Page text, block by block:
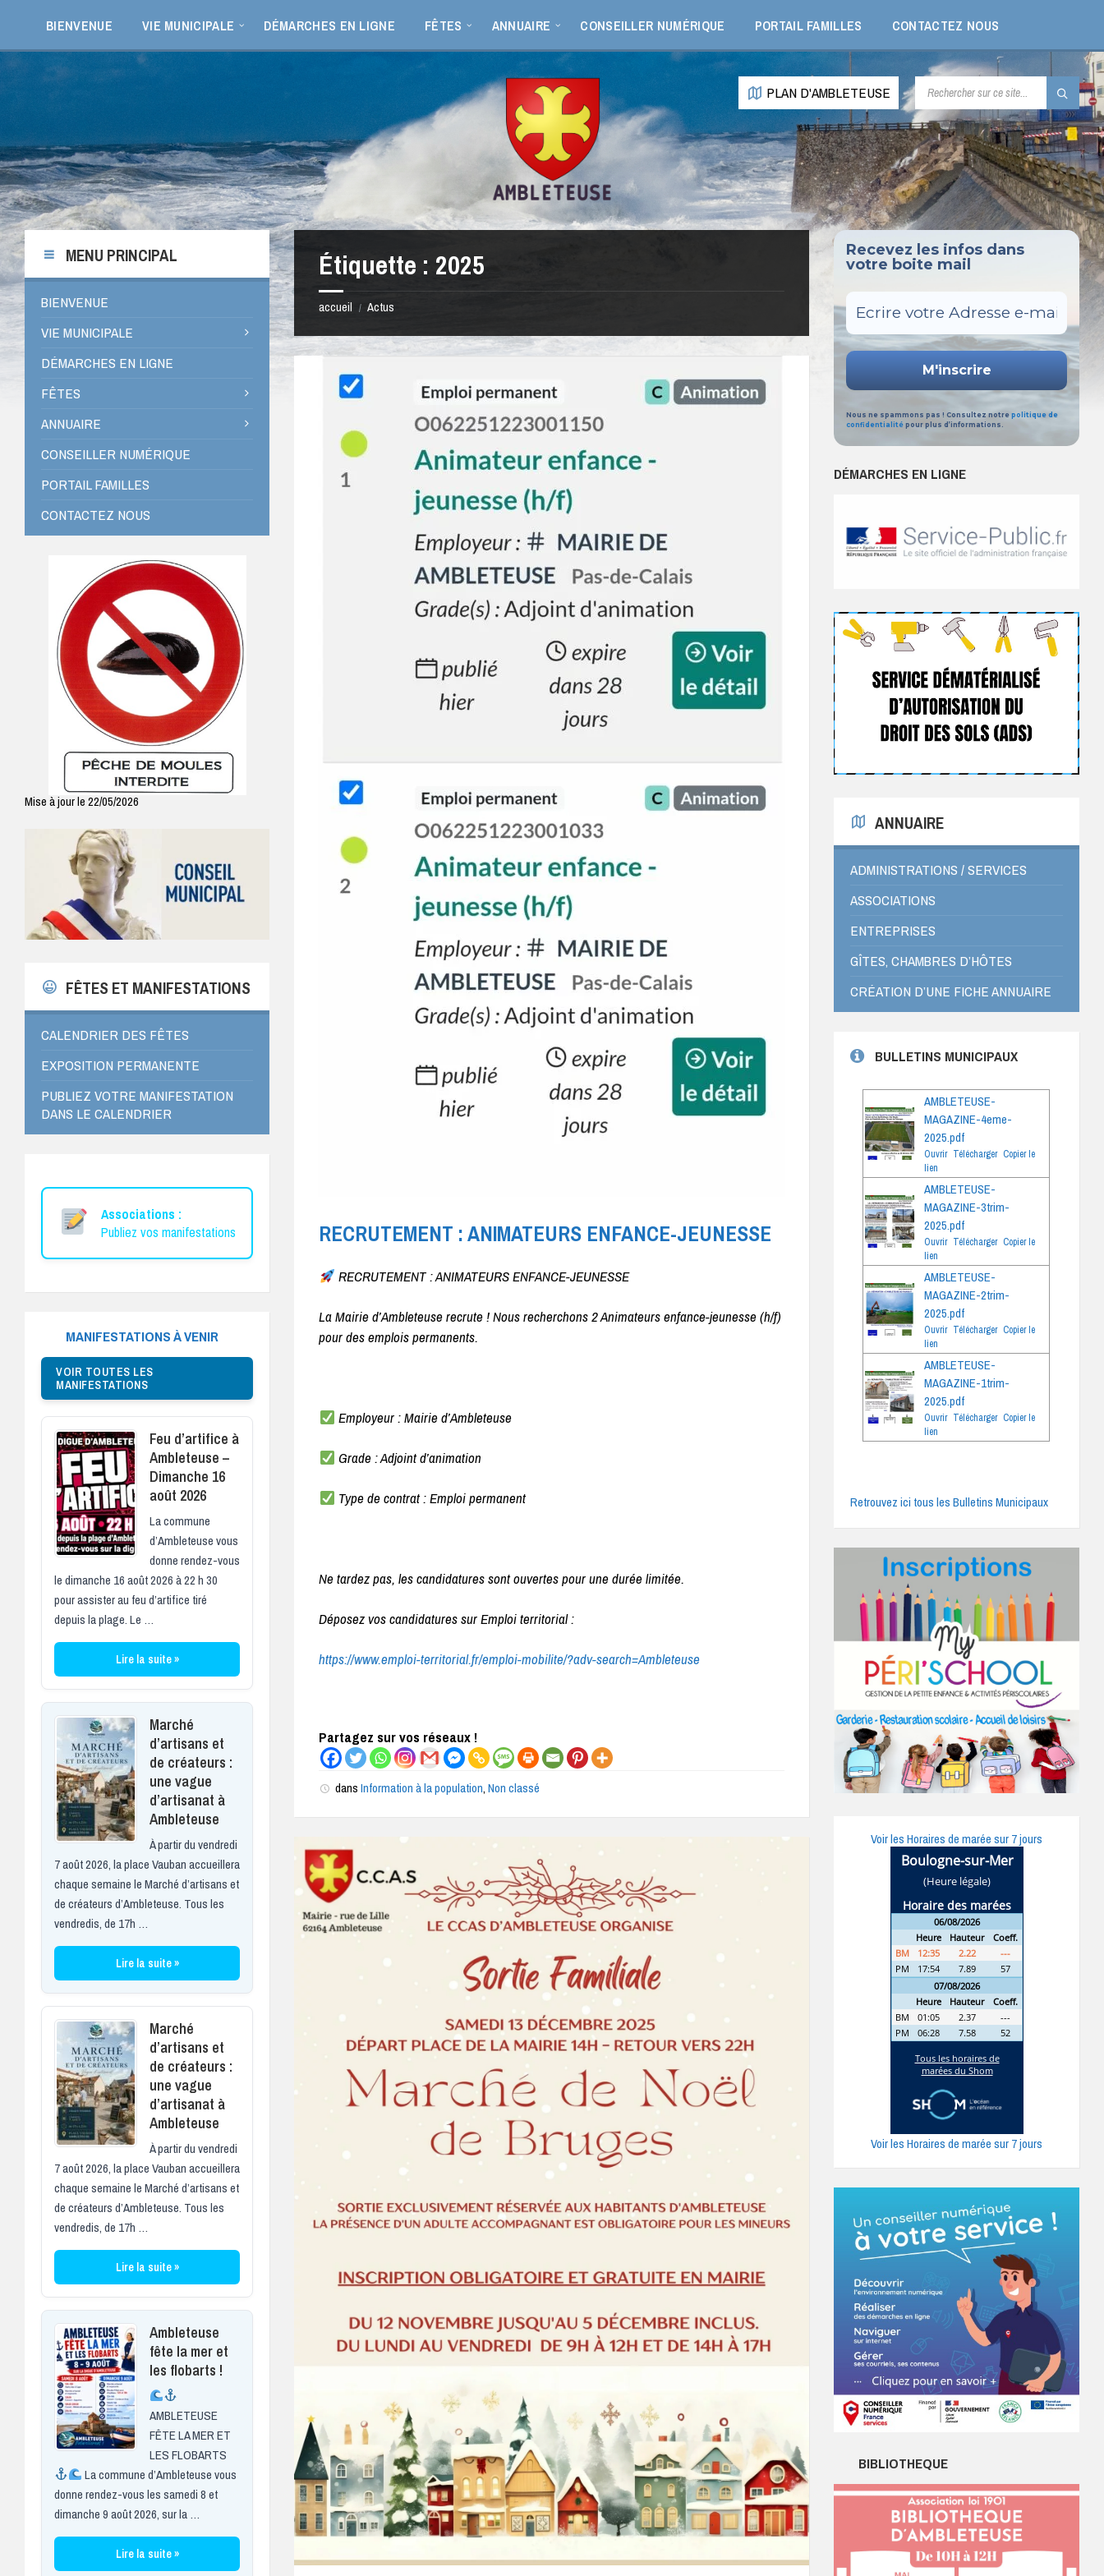
barre
latérale
barre
latérale
de
page
BIENVENUE VIE MUNICIPALE DÉMARCHES EN LIGNE FÊTES ANNUAIRE CONSEILLER NUMÉRIQUE PORTAIL FAMILLES CONTACTEZ NOUS
PLAN D'AMBLETEUSE RECHERCHE:
Étiquette : 2025
accueil / Actus
RECRUTEMENT : ANIMATEURS ENFANCE-JEUNESSE
RECRUTEMENT : ANIMATEURS ENFANCE-JEUNESSE
La Mairie d’Ambleteuse recrute ! Nous recherchons 2 Animateurs enfance-jeunesse (h/f)
pour des emplois permanents.
Employeur : Mairie d’Ambleteuse
Grade : Adjoint d’animation
Type de contrat : Emploi permanent
Ne tardez pas, les candidatures sont ouvertes pour une durée limitée.
Déposez vos candidatures sur Emploi territorial :
https://www.emploi-territorial.fr/emploi-mobilite/?adv-search=Ambleteuse
Partagez sur vos réseaux !
dansInformation à la population,Non classé
MENU PRINCIPAL
BIENVENUE
VIE MUNICIPALE
DÉMARCHES EN LIGNE
FÊTES
ANNUAIRE
CONSEILLER NUMÉRIQUE
PORTAIL FAMILLES
CONTACTEZ NOUS
Mise à jour le 22/05/2026
FÊTES ET MANIFESTATIONS
CALENDRIER DES FÊTES
EXPOSITION PERMANENTE
PUBLIEZ VOTRE MANIFESTATION
DANS LE CALENDRIER
Associations :
Publiez vos manifestations
MANIFESTATIONS À VENIR
VOIR TOUTES LES
MANIFESTATIONS
Feu d’artifice à
Ambleteuse –
Dimanche 16
août 2026
La commune
d’Ambleteuse vous
donne rendez-vous
le dimanche 16 août 2026 à 22 h 30
pour assister au feu d’artifice tiré
depuis la plage. Le …
Lire la suite »
Marché
d’artisans et
de créateurs :
une vague
d’artisanat à
Ambleteuse
À partir du vendredi
7 août 2026, la place Vauban accueillera
chaque semaine le Marché d’artisans et
de créateurs d’Ambleteuse. Tous les
vendredis, de 17h …
Lire la suite »
Marché
d’artisans et
de créateurs :
une vague
d’artisanat à
Ambleteuse
À partir du vendredi
7 août 2026, la place Vauban accueillera
chaque semaine le Marché d’artisans et
de créateurs d’Ambleteuse. Tous les
vendredis, de 17h …
Lire la suite »
Ambleteuse
fête la mer et
les flobarts !
AMBLETEUSE
FÊTE LA MER ET
LES FLOBARTS
La commune d’Ambleteuse vous
donne rendez-vous les samedi 8 et
dimanche 9 août 2026, sur la …
Lire la suite »
Recevez les infos dans
votre boite mail
Nous ne spammons pas ! Consultez notre politique de
confidentialité pour plus d’informations.
DÉMARCHES EN LIGNE
ANNUAIRE
ADMINISTRATIONS / SERVICES
ASSOCIATIONS
ENTREPRISES
GÎTES, CHAMBRES D’HÔTES
CRÉATION D’UNE FICHE ANNUAIRE
BULLETINS MUNICIPAUX
AMBLETEUSE-
MAGAZINE-4eme-
2025.pdf
Ouvrir Télécharger Copier le
lien
AMBLETEUSE-
MAGAZINE-3trim-
2025.pdf
Ouvrir Télécharger Copier le
lien
AMBLETEUSE-
MAGAZINE-2trim-
2025.pdf
Ouvrir Télécharger Copier le
lien
AMBLETEUSE-
MAGAZINE-1trim-
2025.pdf
Ouvrir Télécharger Copier le
lien
Retrouvez ici tous les Bulletins Municipaux
Voir les Horaires de marée sur 7 jours
Voir les Horaires de marée sur 7 jours
BIBLIOTHEQUE